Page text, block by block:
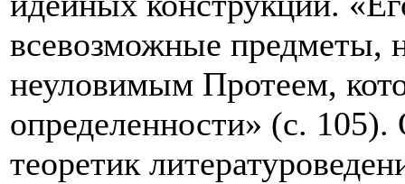
всевозможные предметы,
неуловимым Протеем,
определенности» (с.
теоретик